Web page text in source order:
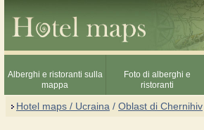
Alberghi e ristoranti sulla
mappa
Foto di alberghi e
ristoranti
Hotel maps / Ucraina / Oblast di Chernihiv